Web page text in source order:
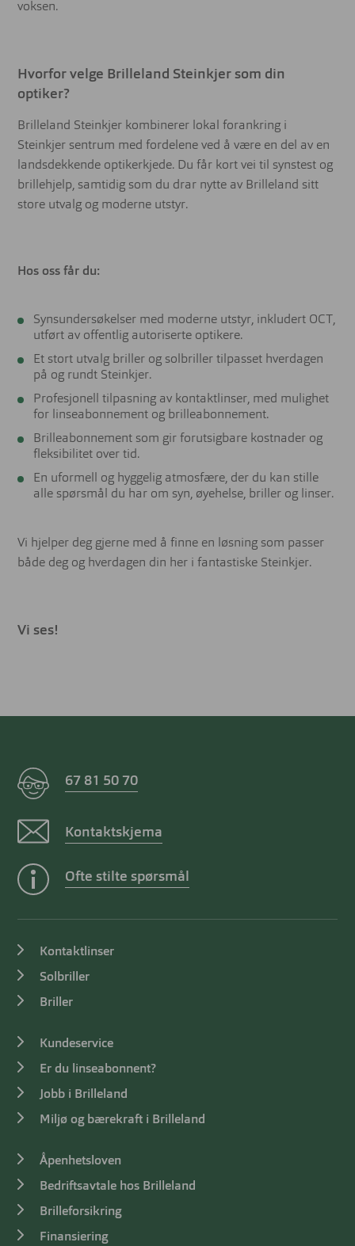
voksen.
Hvorfor velge Brilleland Steinkjer som din
optiker?
Brilleland Steinkjer kombinerer lokal forankring i
Steinkjer sentrum med fordelene ved å være en del av en
landsdekkende optikerkjede. Du får kort vei til synstest og
brillehjelp, samtidig som du drar nytte av Brilleland sitt
store utvalg og moderne utstyr.
Hos oss får du:
Synsundersøkelser med moderne utstyr, inkludert OCT,
utført av offentlig autoriserte optikere.
Et stort utvalg briller og solbriller tilpasset hverdagen
på og rundt Steinkjer.
Profesjonell tilpasning av kontaktlinser, med mulighet
for linseabonnement og brilleabonnement.
Brilleabonnement som gir forutsigbare kostnader og
fleksibilitet over tid.
En uformell og hyggelig atmosfære, der du kan stille
alle spørsmål du har om syn, øyehelse, briller og linser.
Vi hjelper deg gjerne med å finne en løsning som passer
både deg og hverdagen din her i fantastiske Steinkjer.
Vi ses!
67 81 50 70
Kontaktskjema
Ofte stilte spørsmål
Kontaktlinser
Solbriller
Briller
Kundeservice
Er du linseabonnent?
Jobb i Brilleland
Miljø og bærekraft i Brilleland
Åpenhetsloven
Bedriftsavtale hos Brilleland
Brilleforsikring
Finansiering